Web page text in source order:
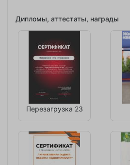
Дипломы, аттестаты, награды
Перезагрузка 23